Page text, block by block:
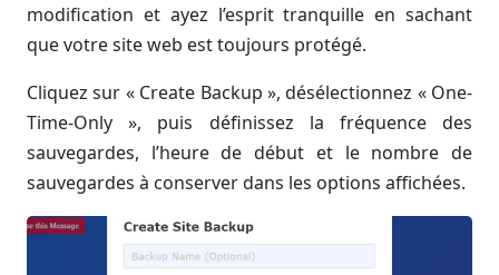
modification et ayez l’esprit tranquille en sachant
que votre site web est toujours protégé.
Cliquez sur « Create Backup », désélectionnez « One-
Time-Only », puis définissez la fréquence des
sauvegardes, l’heure de début et le nombre de
sauvegardes à conserver dans les options affichées.